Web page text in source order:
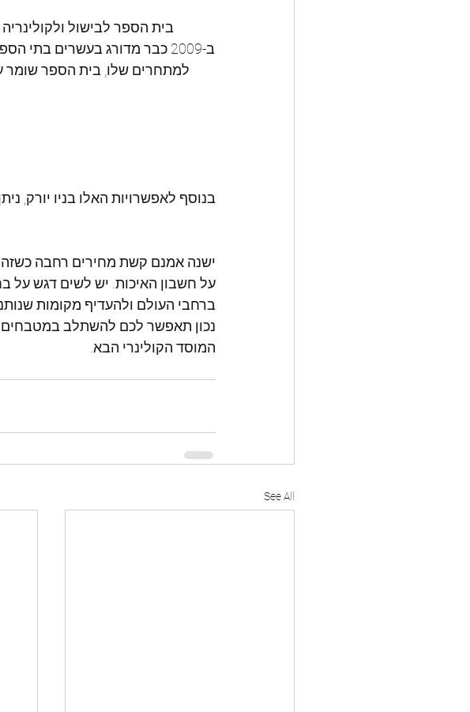
ב-2009 כבר מדורג בעשרים בתי
למתחרים שלו, בית הספר שומר
בנוסף לאפשרויות האלו בניו יורק,
ישנה אמנם קשת מחירים רחבה
על חשבון האיכות. יש לשים דגש על
ברחבי העולם ולהעדיף מקומות
נכון תאפשר לכם להשתלב במטבחים
המוסד הקולינרי הבא.
See All